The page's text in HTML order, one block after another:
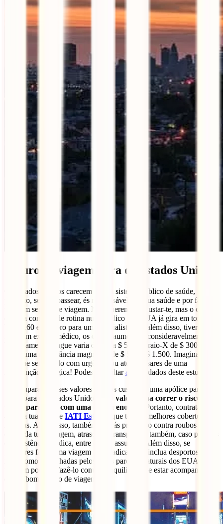
Seguro de viagem para os Estados Unidos
Os Estados Unidos carecem de um sistema público de saúde,
portanto, se vais passear, és responsável pela tua saúde e por fazer
um bom seguro de viagem. Não queremos assustar-te, mas o custo
de uma consulta de rotina num médico nos EUA já gira em torno de
US $ 160 e o dobro para um especialista. Se, além disso, tiveres que
fazer um exame médico, os custos aumentam consideravelmente.
Um exame de sangue varia de $ 5 a $ 50, um raio-X de $ 300 a $
750 e uma ressonância magnética de $ 500 a $ 1.500. Imagina que
tens que ser tratado com urgência ou até precisares de uma
intervenção cirúrgica! Podes consultaraqui
os dados deste estudo.
Se comparares esses valores com os custos de uma apólice para
viajar para os Estados Unidos,
não vale a pena correr o risco e
voltar para casa com uma dívida enorme
. Portanto, contrata
agora a tua apólice IATI Estrela
, que tem as melhores coberturas
médicas. Além disso, também estarás protegido contra roubos e
danos da tua bagagem, atrasos no transporte e também, caso precises
de assistência jurídica, entre outros assuntos. Além disso, se
planeares fazer uma viagem mais radical, que inclua desportos de
risco como caminhadas pelos belos parques naturais dos EUA,
também poderás fazê-lo com a tranquilidade de estar acompanhado
de um bom seguro de viagem.